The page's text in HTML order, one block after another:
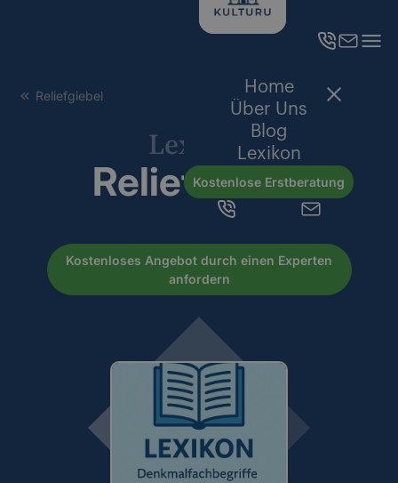
Home
Über Uns
Blog
Lexikon
Kostenlose Erstberatung
Reliefgiebel
Lexikon
Reliefgiebel
Kostenloses Angebot durch einen Experten
anfordern